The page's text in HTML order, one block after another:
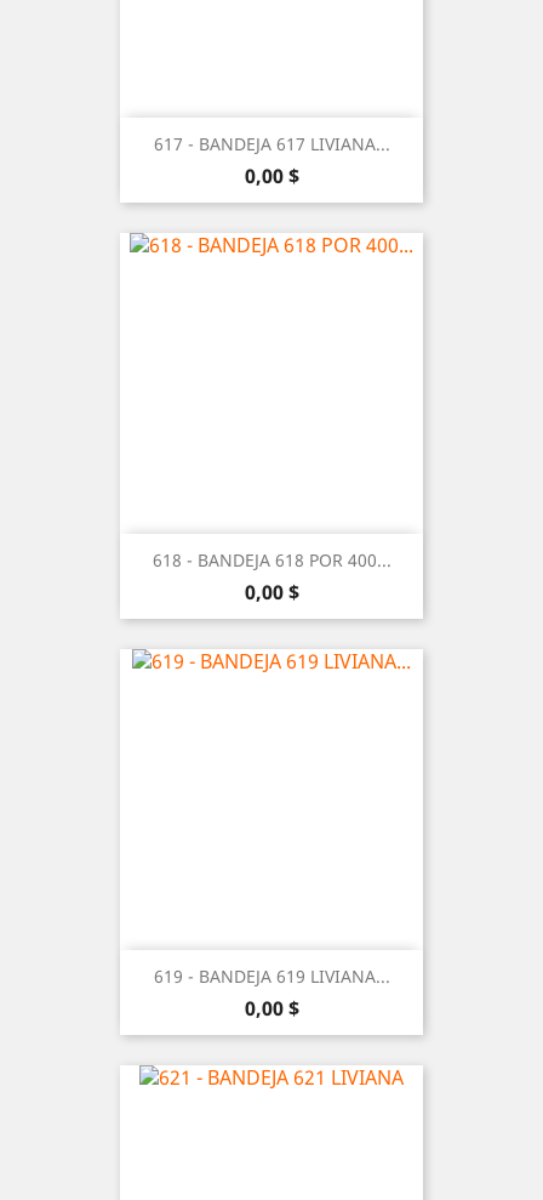
617 - BANDEJA 617 LIVIANA...
Precio
0,00 $
618 - BANDEJA 618 POR 400...
Precio
0,00 $
619 - BANDEJA 619 LIVIANA...
Precio
0,00 $